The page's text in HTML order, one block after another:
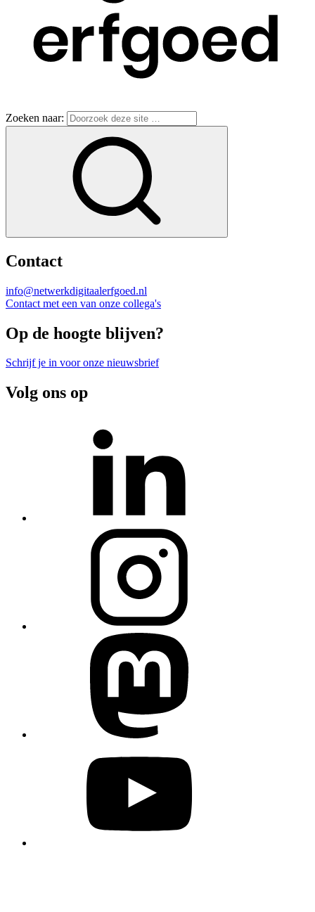
Zoeken naar:
Contact
info@netwerkdigitaalerfgoed.nl
Contact met een van onze collega's
Op de hoogte blijven?
Schrijf je in voor onze nieuwsbrief
Volg ons op